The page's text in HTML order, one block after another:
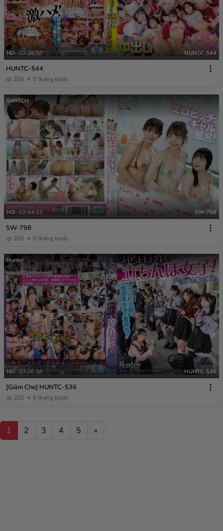
HD 02:28:55 HUNTC-544
HUNTC-544
256 5 tháng trước
SWITCH
HD 02:54:33 SW-798
SW-798
265 5 tháng trước
Hunter
HD 03:36:59 HUNTC-536
[Giảm Che] HUNTC-536
302 6 tháng trước
1 2 3 4 5 »